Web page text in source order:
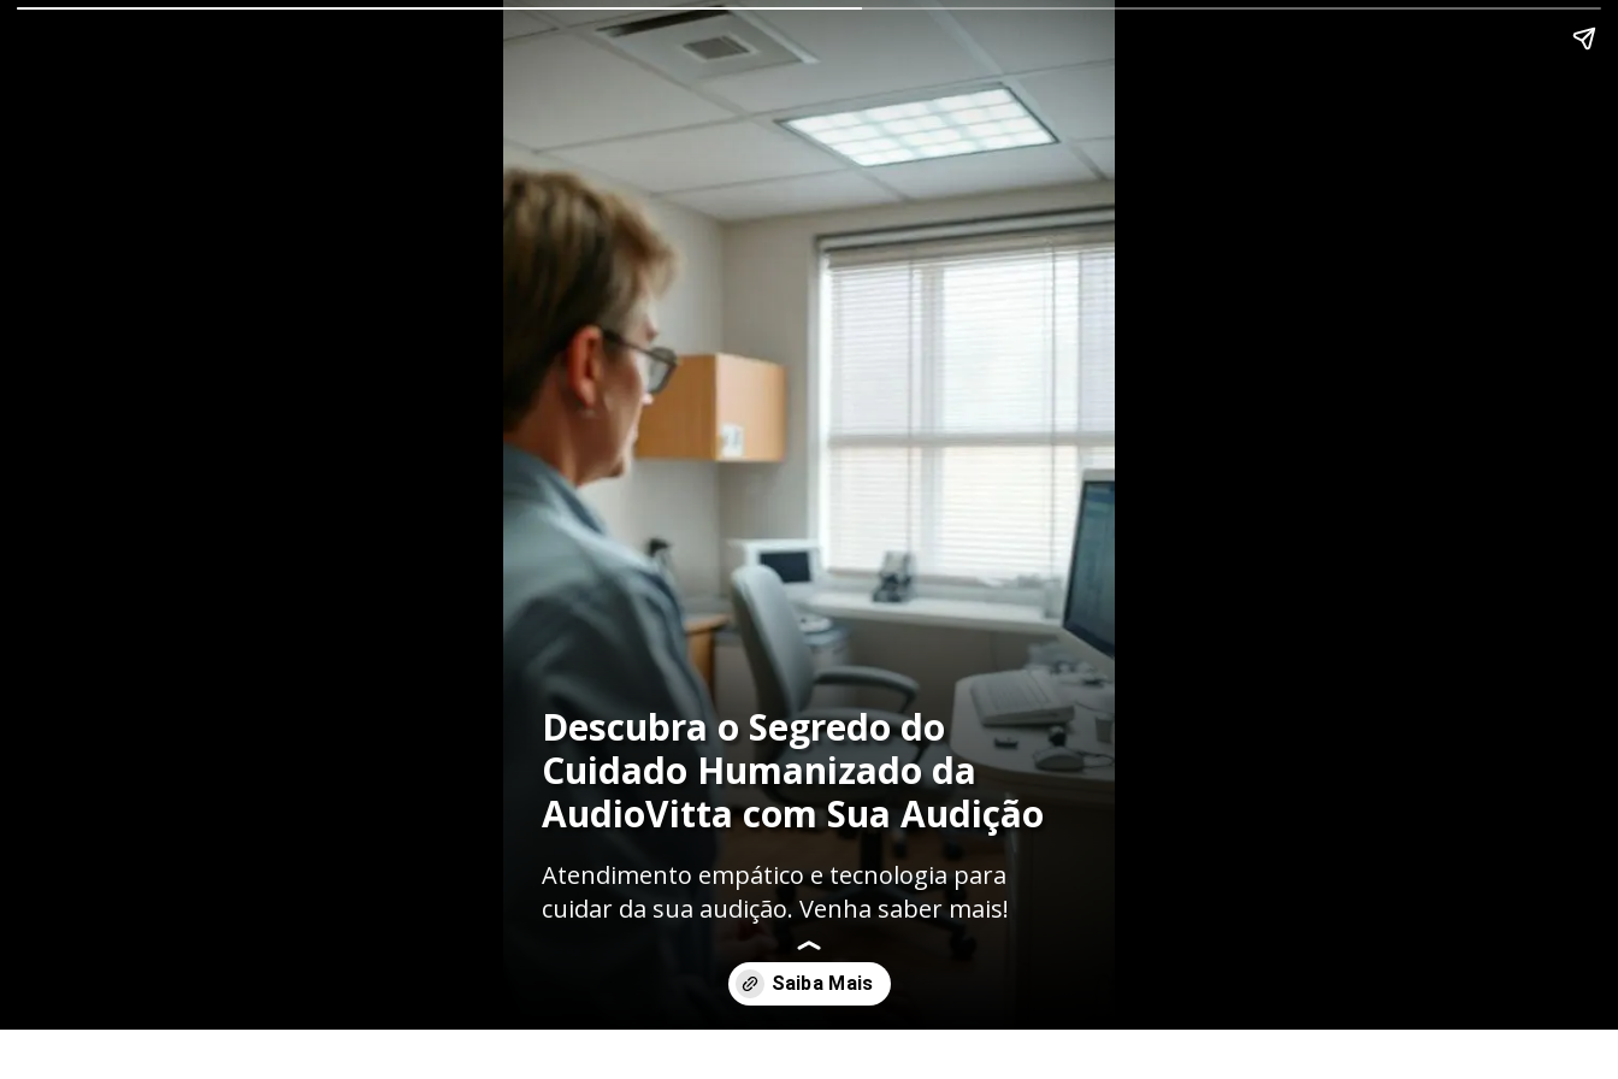
Descubra o Segredo do
Cuidado Humanizado da
AudioVitta com Sua Audição
Atendimento empático e tecnologia para
cuidar da sua audição. Venha saber mais!